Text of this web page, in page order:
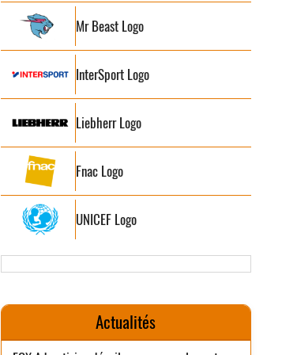
Mr Beast Logo
InterSport Logo
Liebherr Logo
Fnac Logo
UNICEF Logo
Actualités